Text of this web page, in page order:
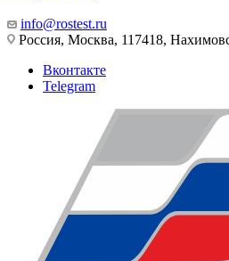
info@rostest.ru
Россия, Москва, 117418,
Вконтакте
Telegram